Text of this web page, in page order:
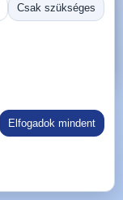
Csak szükséges
Elfogadok mindent